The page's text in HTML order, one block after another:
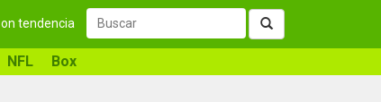
tendencia
NFL Box